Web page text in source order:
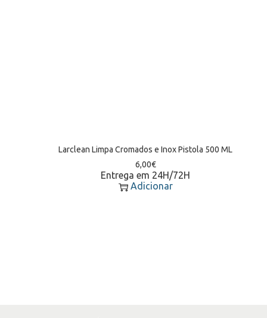
Larclean Limpa Cromados e Inox Pistola 500 ML
6,00€
Entrega em 24H/72H
Adicionar